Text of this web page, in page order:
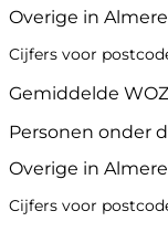
Overige in Almere
Cijfers voor
Gemiddelde
Personen onder
Overige in Almere
Cijfers voor